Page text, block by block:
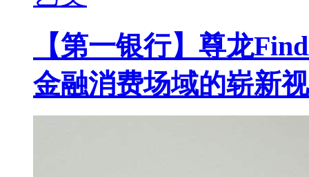
【第一银行】尊龙
金融消费场域的崭新